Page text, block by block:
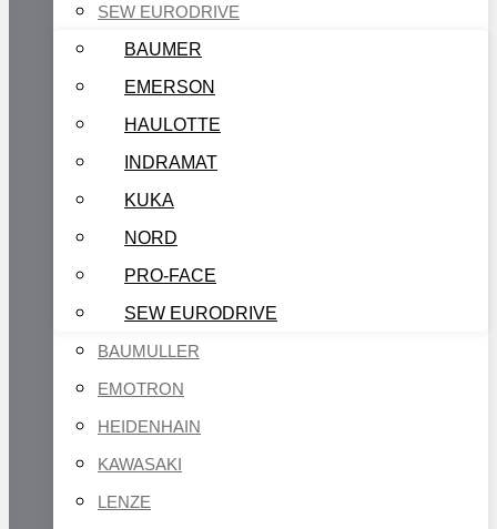
SEW EURODRIVE
BAUMER
EMERSON
HAULOTTE
INDRAMAT
KUKA
NORD
PRO-FACE
SEW EURODRIVE
BAUMULLER
EMOTRON
HEIDENHAIN
KAWASAKI
LENZE